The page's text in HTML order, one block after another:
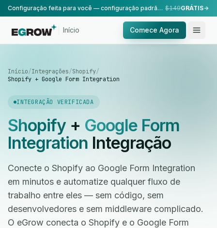
Configuração feita para você — configuração padrão, realizada pela nossa equipe. $149GRÁTIS
Início Comece Agora
Início/Integrações/Shopify/
Shopify + Google Form Integration
INTEGRAÇÃO VERIFICADA
Shopify+ Google Form
Integration Integração
Conecte o Shopify ao Google Form Integration
em minutos e automatize qualquer fluxo de
trabalho entre eles — sem código, sem
desenvolvedores e sem middleware complicado.
O eGrow conecta o Shopify e o Google Form